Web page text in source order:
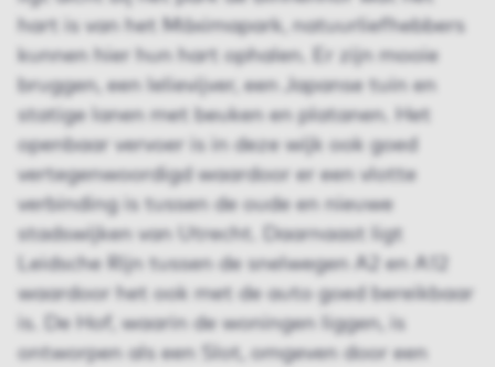
hart is van het Máximapark, natuurliefhebbers
kunnen hier hun hart ophalen. Er zijn mooie
bruggen, een lelievijver, een Japanse tuin en
statige lanen met beuken en platanen. Het
openbaar vervoer is in deze wijk ook goed
vertegenwoordigd waardoor er een vlotte
verbinding is tussen de oude en nieuwe
stadswijken van Utrecht. Daarnaast ligt
Leidsche Rijn tussen de snelwegen A2 en A12
waardoor het ook met de auto goed bereikbaar
is. De Hof, waarin de woningen liggen, is
ontworpen als een Slot, omgeven door een